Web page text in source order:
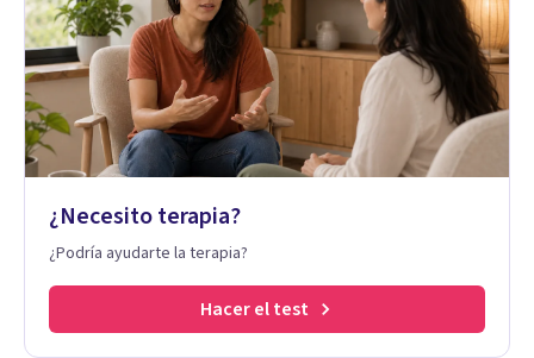
¿Necesito terapia?
¿Podría ayudarte la terapia?
Hacer el test